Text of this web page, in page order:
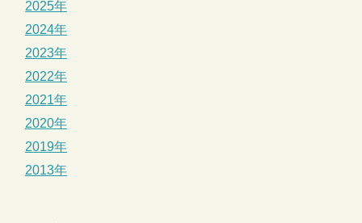
2025年
2024年
2023年
2022年
2021年
2020年
2019年
2013年